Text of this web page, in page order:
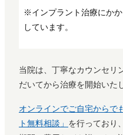
※インプラント治療にか
しています。
当院は、丁寧なカウンセリ
だいてから治療を開始いた
オンラインでご自宅からで
ト無料相談」 を行っており